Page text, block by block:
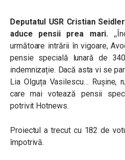
Deputatul USR Cristian
aduce pensii prea mari. ,,
următoare intrării în vigoare,
pensie specială lunară de
indemnizație. Dacă asta vi se
Lia Olguța Vasilescu… Rușine,
care mai votează pensii
potrivit Hotnews.
Proiectul a trecut cu 182 de
împotrivă.